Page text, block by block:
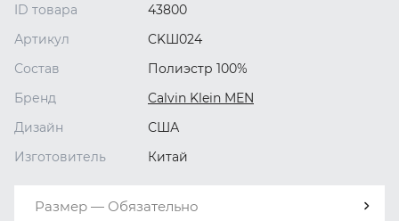
ID товара
43800
Артикул
CKШ024
Состав
Полиэстр 100%
Бренд
Calvin Klein MEN
Дизайн
США
Изготовитель
Китай
Размер — Обязательно